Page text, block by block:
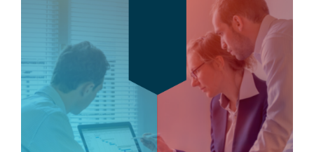
MATRÍCULA
EDITAL
EDITAL - ADENDO 1